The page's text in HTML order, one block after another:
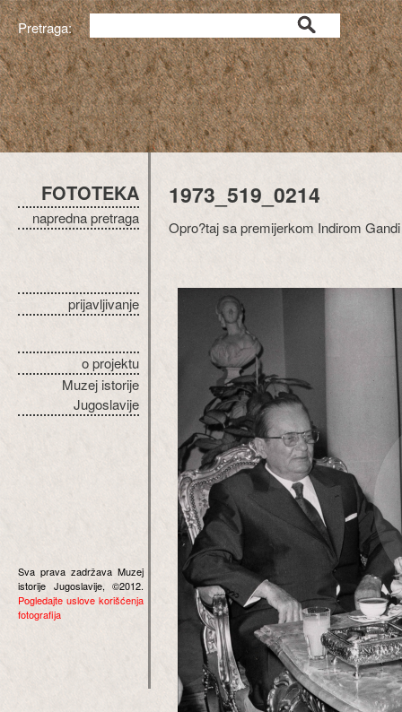
Pretraga:
FOTOTEKA
napredna pretraga
prijavljivanje
o projektu
Muzej istorije
Jugoslavije
Sva prava zadržava Muzej
istorije Jugoslavije, ©2012.
Pogledajte uslove korišćenja
fotografija
1973_519_0214
Opro?taj sa premijerkom Indirom